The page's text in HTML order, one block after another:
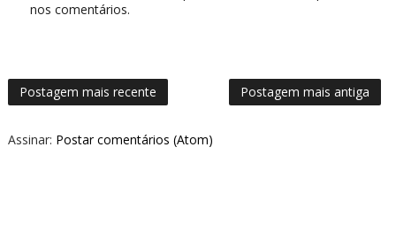
nos comentários.
Postagem mais recente Postagem mais antiga
Assinar: Postar comentários (Atom)